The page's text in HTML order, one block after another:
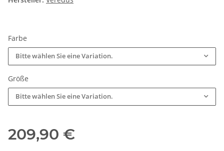
Farbe
Bitte wählen Sie eine Variation.
Größe
Bitte wählen Sie eine Variation.
209,90 €